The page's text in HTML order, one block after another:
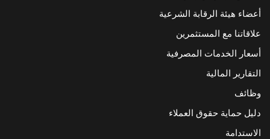
أعضاء هيئة الرقابة الشرعية
علاقاتنا مع المستثمرين
أسعار الخدمات المصرفية
التقارير المالية
وظائف
دليل حماية حقوق العملاء
الاستدامة